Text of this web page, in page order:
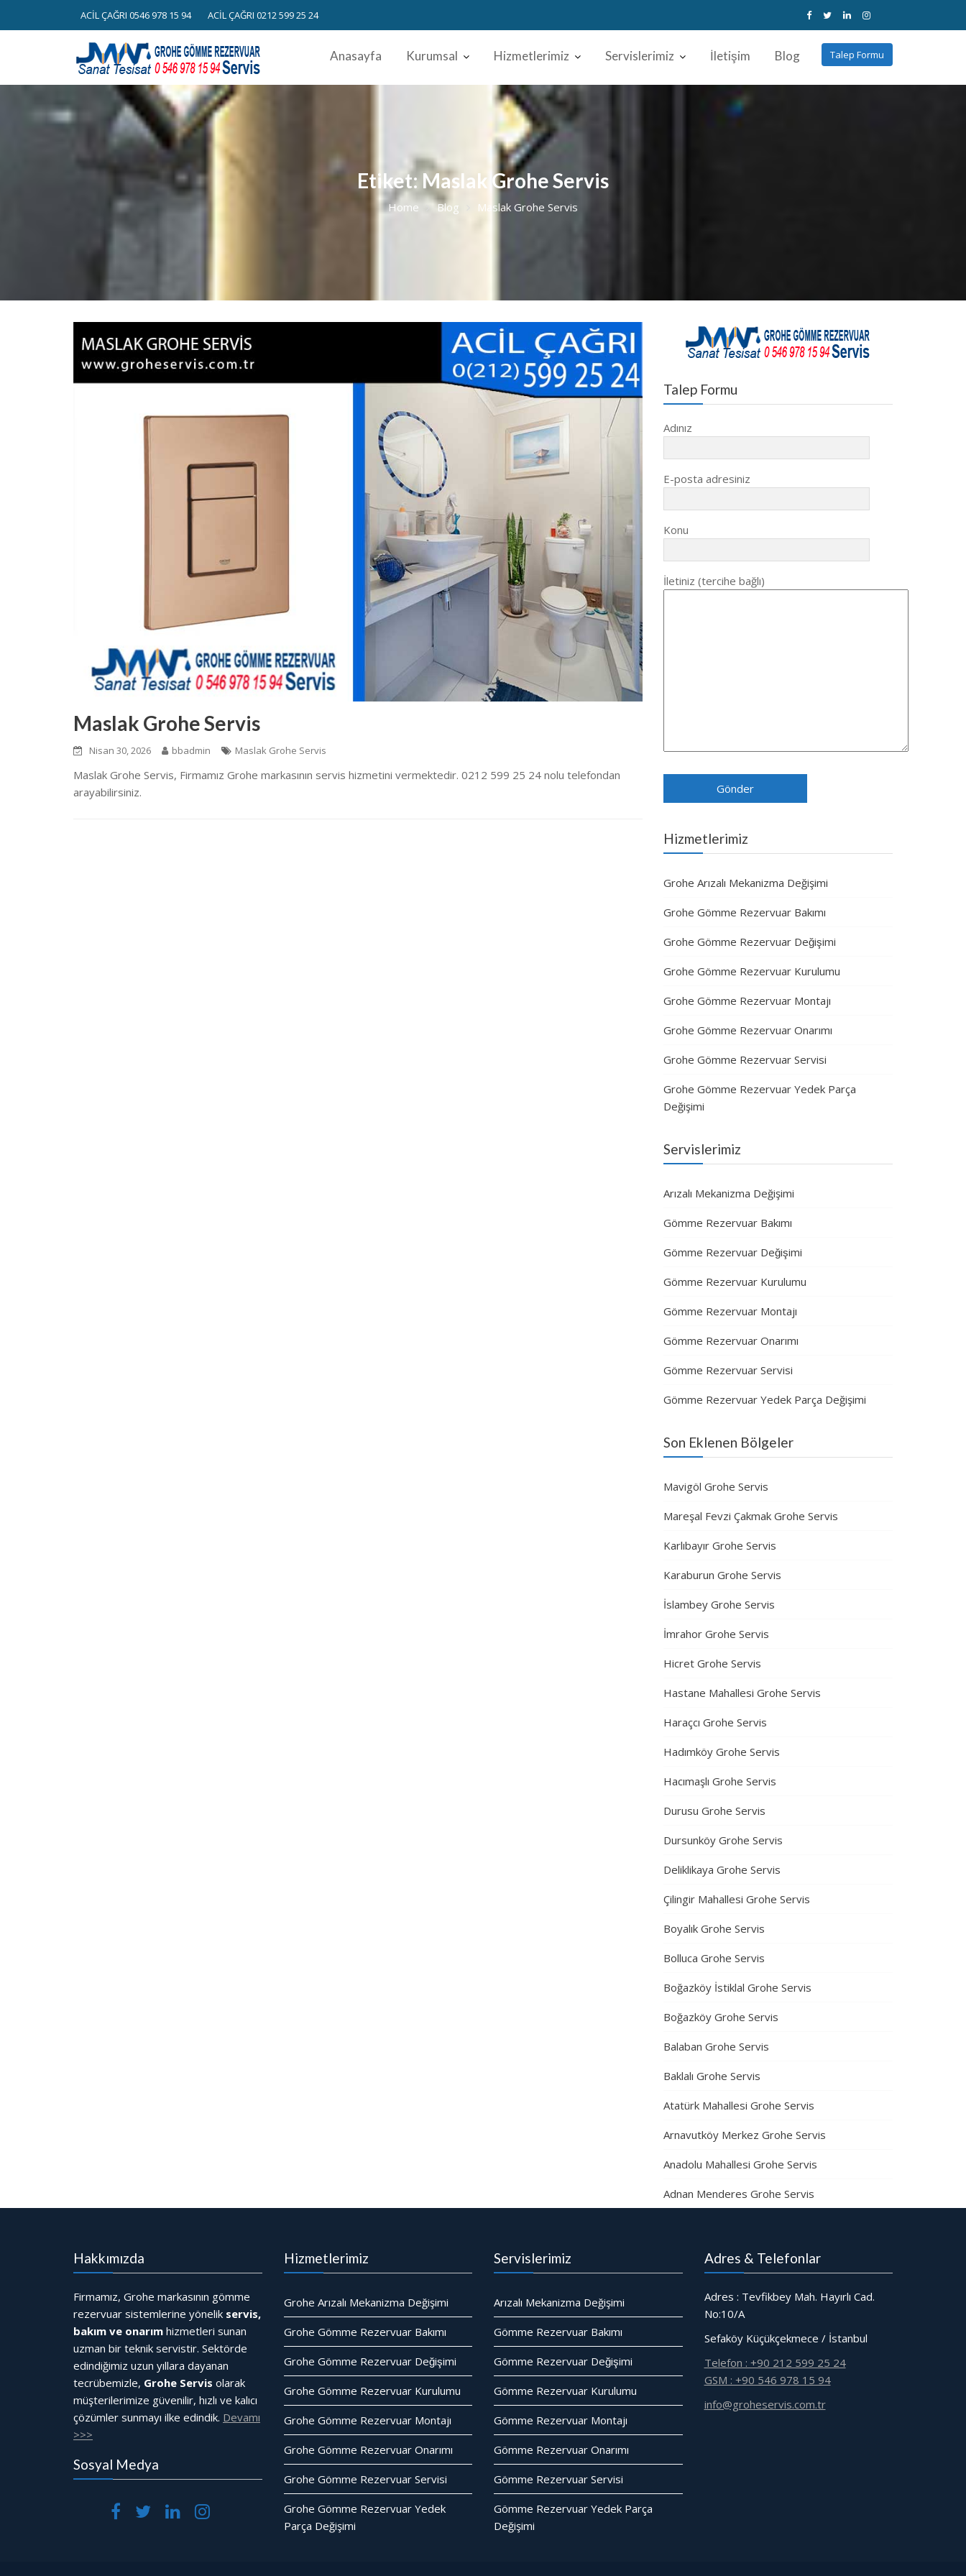
ACİL ÇAĞRI 0546 978 15 94 ACİL ÇAĞRI 0212 599 25 24
Talep Formu
Anasayfa Kurumsal Hizmetlerimiz Servislerimiz İletişim Blog
Etiket:Maslak Grohe Servis
Home Blog Maslak Grohe Servis
Maslak Grohe Servis
Nisan 30, 2026 bbadmin Maslak Grohe Servis
Maslak Grohe Servis, Firmamız Grohe markasının servis hizmetini vermektedir. 0212 599 25 24 nolu telefondan
arayabilirsiniz.
Talep Formu
Adınız
E-posta adresiniz
Konu
İletiniz (tercihe bağlı)
Hizmetlerimiz
Grohe Arızalı Mekanizma Değişimi
Grohe Gömme Rezervuar Bakımı
Grohe Gömme Rezervuar Değişimi
Grohe Gömme Rezervuar Kurulumu
Grohe Gömme Rezervuar Montajı
Grohe Gömme Rezervuar Onarımı
Grohe Gömme Rezervuar Servisi
Grohe Gömme Rezervuar Yedek Parça
Değişimi
Servislerimiz
Arızalı Mekanizma Değişimi
Gömme Rezervuar Bakımı
Gömme Rezervuar Değişimi
Gömme Rezervuar Kurulumu
Gömme Rezervuar Montajı
Gömme Rezervuar Onarımı
Gömme Rezervuar Servisi
Gömme Rezervuar Yedek Parça Değişimi
Son Eklenen Bölgeler
Mavigöl Grohe Servis
Mareşal Fevzi Çakmak Grohe Servis
Karlıbayır Grohe Servis
Karaburun Grohe Servis
İslambey Grohe Servis
İmrahor Grohe Servis
Hicret Grohe Servis
Hastane Mahallesi Grohe Servis
Haraçcı Grohe Servis
Hadımköy Grohe Servis
Hacımaşlı Grohe Servis
Durusu Grohe Servis
Dursunköy Grohe Servis
Deliklikaya Grohe Servis
Çilingir Mahallesi Grohe Servis
Boyalık Grohe Servis
Bolluca Grohe Servis
Boğazköy İstiklal Grohe Servis
Boğazköy Grohe Servis
Balaban Grohe Servis
Baklalı Grohe Servis
Atatürk Mahallesi Grohe Servis
Arnavutköy Merkez Grohe Servis
Anadolu Mahallesi Grohe Servis
Adnan Menderes Grohe Servis
Hakkımızda
Firmamız, Grohe markasının gömme
rezervuar sistemlerine yönelik servis,
bakım ve onarım hizmetleri sunan
uzman bir teknik servistir. Sektörde
edindiğimiz uzun yıllara dayanan
tecrübemizle, Grohe Servis olarak
müşterilerimize güvenilir, hızlı ve kalıcı
çözümler sunmayı ilke edindik. Devamı
>>>
Sosyal Medya
Hizmetlerimiz
Grohe Arızalı Mekanizma Değişimi
Grohe Gömme Rezervuar Bakımı
Grohe Gömme Rezervuar Değişimi
Grohe Gömme Rezervuar Kurulumu
Grohe Gömme Rezervuar Montajı
Grohe Gömme Rezervuar Onarımı
Grohe Gömme Rezervuar Servisi
Grohe Gömme Rezervuar Yedek
Parça Değişimi
Servislerimiz
Arızalı Mekanizma Değişimi
Gömme Rezervuar Bakımı
Gömme Rezervuar Değişimi
Gömme Rezervuar Kurulumu
Gömme Rezervuar Montajı
Gömme Rezervuar Onarımı
Gömme Rezervuar Servisi
Gömme Rezervuar Yedek Parça
Değişimi
Adres & Telefonlar
Adres : Tevfikbey Mah. Hayırlı Cad.
No:10/A
Sefaköy Küçükçekmece / İstanbul
Telefon : +90 212 599 25 24
GSM : +90 546 978 15 94
info@groheservis.com.tr